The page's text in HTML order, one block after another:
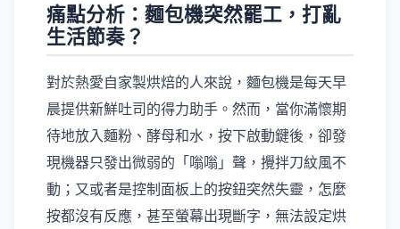
痛點分析：麵包機突然罷工，打亂
生活節奏？
對於熱愛自家製烘焙的人來說，麵包機是每天早
晨提供新鮮吐司的得力助手。然而，當你滿懷期
待地放入麵粉、酵母和水，按下啟動鍵後，卻發
現機器只發出微弱的「嗡嗡」聲，攪拌刀紋風不
動；又或者是控制面板上的按鈕突然失靈，怎麼
按都沒有反應，甚至螢幕出現斷字，無法設定烘